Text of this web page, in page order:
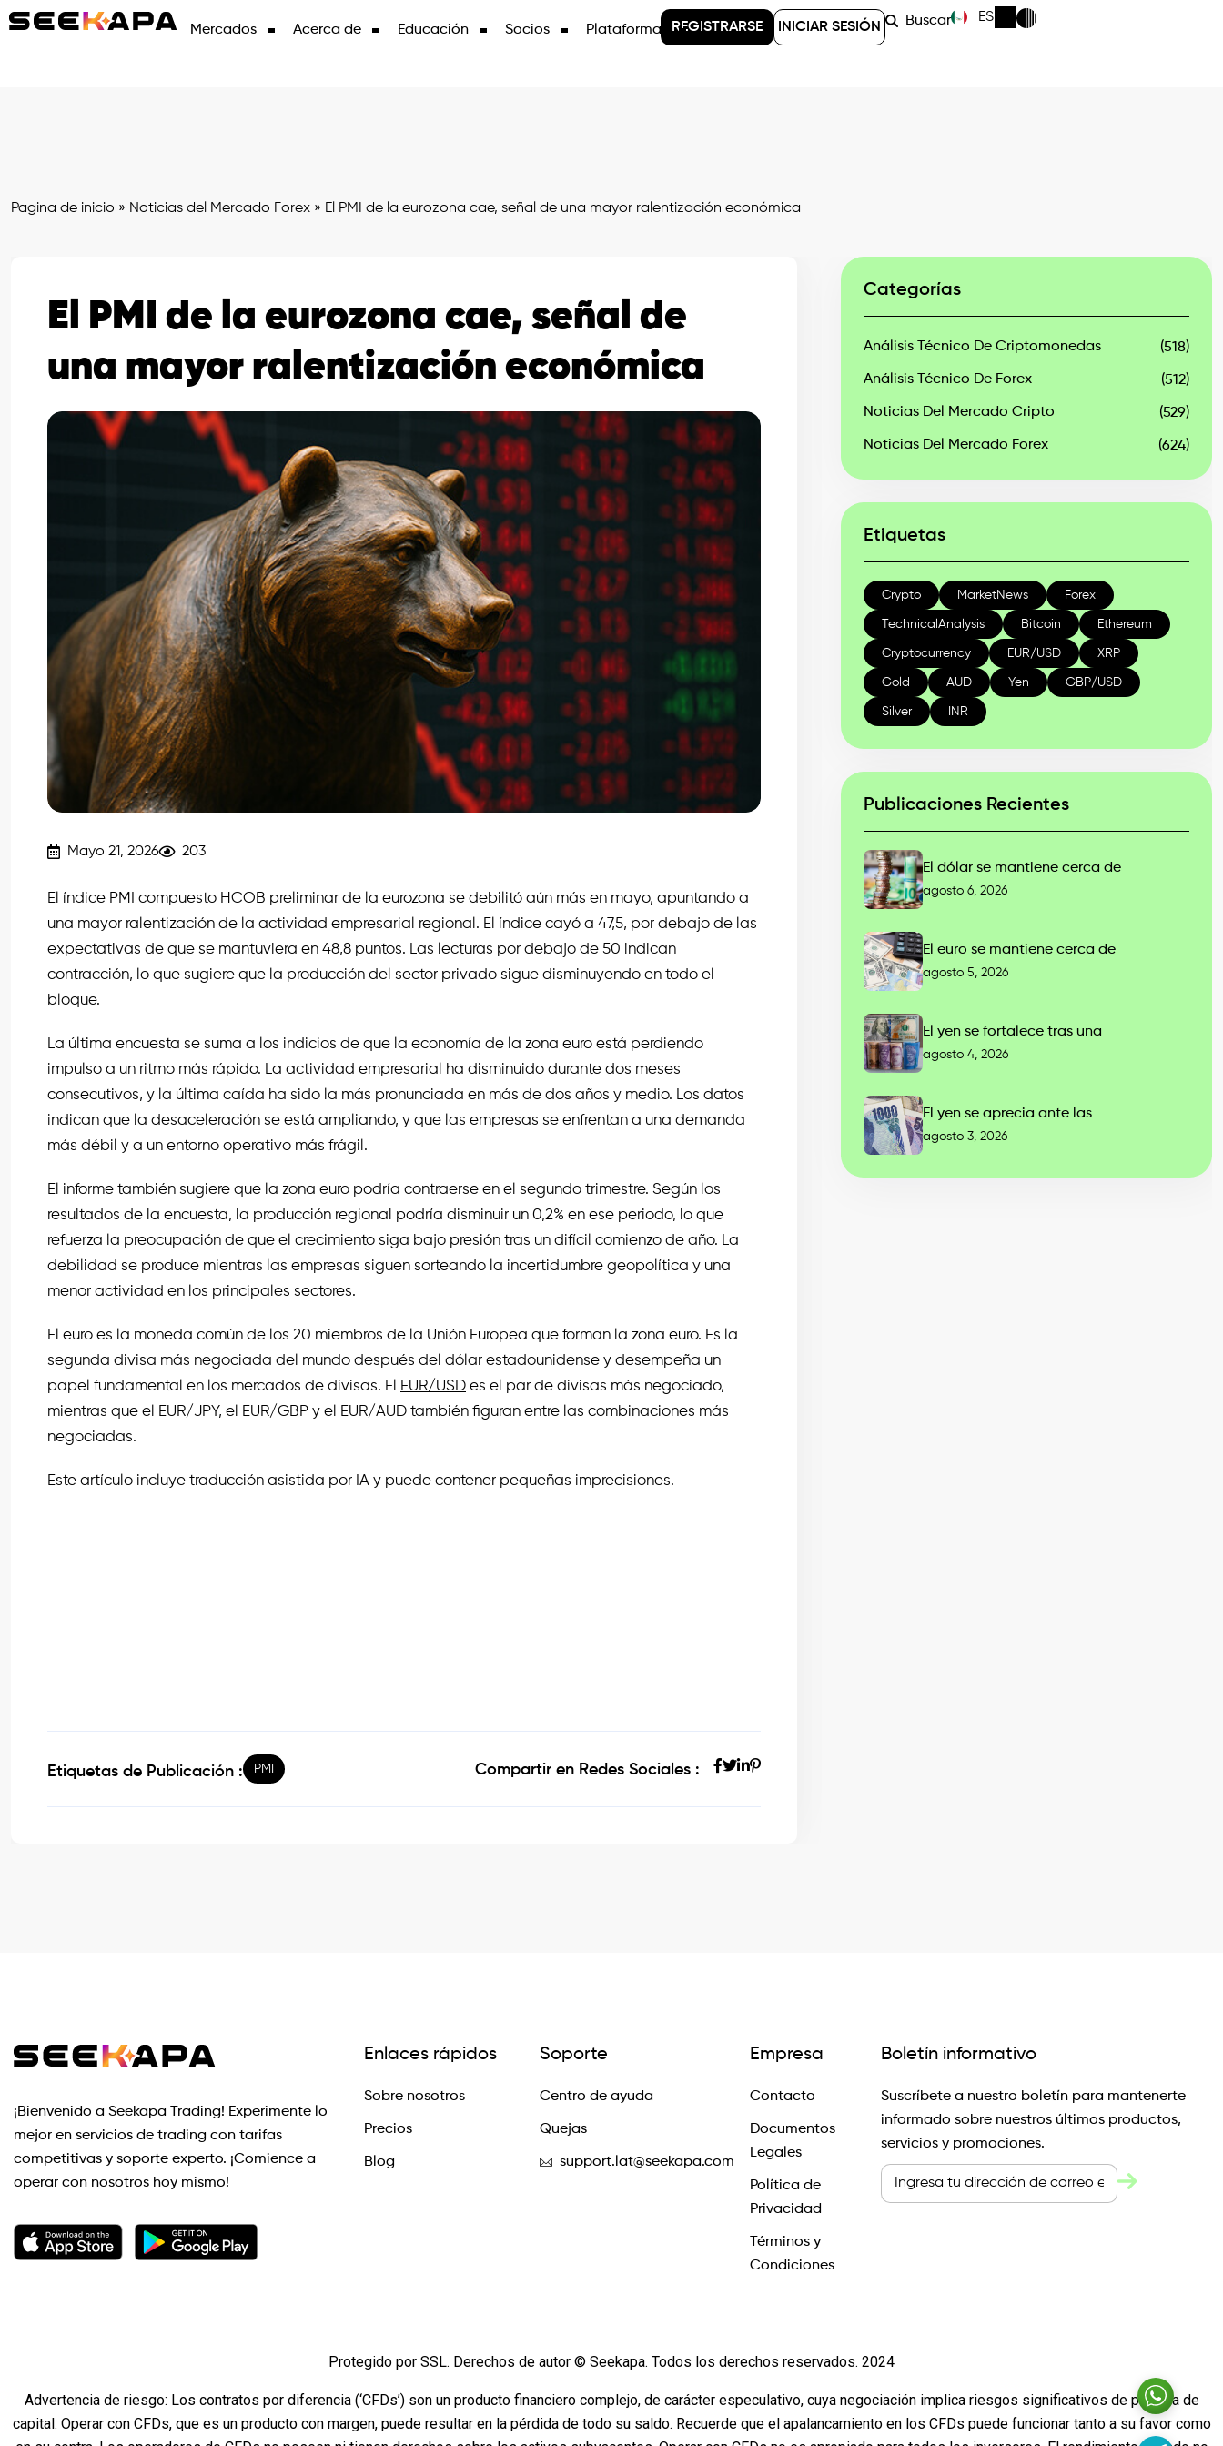
Mercados Acerca de Educación Socios Plataformas REGISTRARSE INICIAR SESIÓN Buscar ES
Pagina de inicio » Noticias del Mercado Forex » El PMI de la eurozona cae, señal de una mayor ralentización económica
El PMI de la eurozona cae, señal de
una mayor ralentización económica
Mayo 21, 2026 203
El índice PMI compuesto HCOB preliminar de la eurozona se debilitó aún más en mayo, apuntando a
una mayor ralentización de la actividad empresarial regional. El índice cayó a 47,5, por debajo de las
expectativas de que se mantuviera en 48,8 puntos. Las lecturas por debajo de 50 indican
contracción, lo que sugiere que la producción del sector privado sigue disminuyendo en todo el
bloque.
La última encuesta se suma a los indicios de que la economía de la zona euro está perdiendo
impulso a un ritmo más rápido. La actividad empresarial ha disminuido durante dos meses
consecutivos, y la última caída ha sido la más pronunciada en más de dos años y medio. Los datos
indican que la desaceleración se está ampliando, y que las empresas se enfrentan a una demanda
más débil y a un entorno operativo más frágil.
El informe también sugiere que la zona euro podría contraerse en el segundo trimestre. Según los
resultados de la encuesta, la producción regional podría disminuir un 0,2% en ese periodo, lo que
refuerza la preocupación de que el crecimiento siga bajo presión tras un difícil comienzo de año. La
debilidad se produce mientras las empresas siguen sorteando la incertidumbre geopolítica y una
menor actividad en los principales sectores.
El euro es la moneda común de los 20 miembros de la Unión Europea que forman la zona euro. Es la
segunda divisa más negociada del mundo después del dólar estadounidense y desempeña un
papel fundamental en los mercados de divisas. El EUR/USD es el par de divisas más negociado,
mientras que el EUR/JPY, el EUR/GBP y el EUR/AUD también figuran entre las combinaciones más
negociadas.
Este artículo incluye traducción asistida por IA y puede contener pequeñas imprecisiones.
Etiquetas de Publicación : PMI Compartir en Redes Sociales :
Categorías
Análisis Técnico De Criptomonedas (518)
Análisis Técnico De Forex (512)
Noticias Del Mercado Cripto (529)
Noticias Del Mercado Forex (624)
Etiquetas
Crypto MarketNews Forex
TechnicalAnalysis Bitcoin Ethereum
Cryptocurrency EUR/USD XRP
Gold AUD Yen GBP/USD
Silver INR
Publicaciones Recientes
El dólar se mantiene cerca de
agosto 6, 2026
El euro se mantiene cerca de
agosto 5, 2026
El yen se fortalece tras una
agosto 4, 2026
El yen se aprecia ante las
agosto 3, 2026
¡Bienvenido a Seekapa Trading! Experimente lo
mejor en servicios de trading con tarifas
competitivas y soporte experto. ¡Comience a
operar con nosotros hoy mismo!
Enlaces rápidos
Sobre nosotros
Precios
Blog
Soporte
Centro de ayuda
Quejas
support.lat@seekapa.com
Empresa
Contacto
Documentos
Legales
Política de
Privacidad
Términos y
Condiciones
Boletín informativo
Suscríbete a nuestro boletín para mantenerte
informado sobre nuestros últimos productos,
servicios y promociones.
Protegido por SSL. Derechos de autor © Seekapa. Todos los derechos reservados. 2024
Advertencia de riesgo: Los contratos por diferencia (‘CFDs’) son un producto financiero complejo, de carácter especulativo, cuya negociación implica riesgos significativos de pérdida de
capital. Operar con CFDs, que es un producto con margen, puede resultar en la pérdida de todo su saldo. Recuerde que el apalancamiento en los CFDs puede funcionar tanto a su favor como